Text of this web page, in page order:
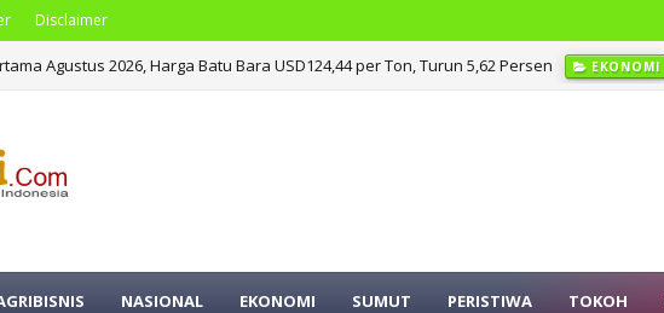
Disclaimer
Agustus 2026, Harga Batu Bara USD124,44 per Ton, Turun 5,62 Persen
Keluhan Petani dan Hadiahi Traktor AGRIBISNIS
NASIONAL EKONOMI SUMUT PERISTIWA TOKOH